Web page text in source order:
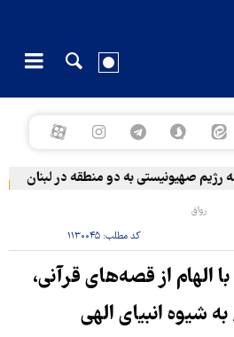
صهیونیستی به دو منطقه در لبنان
رواق
کد مطلب:۱۱۳۰۰۴۵
الهام از قصه‌های قرآنی،
به شیوه انبیای الهی